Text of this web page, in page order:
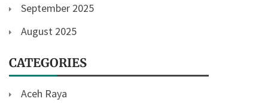
September 2025
August 2025
CATEGORIES
Aceh Raya